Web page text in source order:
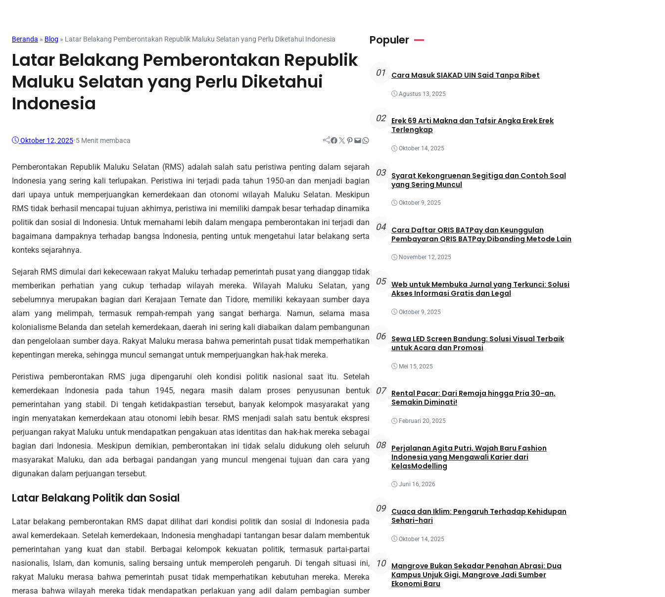
Beranda » Blog » Latar Belakang Pemberontakan Republik Maluku Selatan yang Perlu Diketahui Indonesia
Latar Belakang Pemberontakan Republik
Maluku Selatan yang Perlu Diketahui
Indonesia
Oktober 12, 2025•5 Menit membaca Facebook Twitter Pinterest Mail WhatsApp
Pemberontakan Republik Maluku Selatan (RMS) adalah salah satu peristiwa penting dalam sejarah
Indonesia yang sering kali terlupakan. Peristiwa ini terjadi pada tahun 1950-an dan menjadi bagian
dari upaya untuk memperjuangkan kemerdekaan dan otonomi wilayah Maluku Selatan. Meskipun
RMS tidak berhasil mencapai tujuan akhirnya, peristiwa ini memiliki dampak besar terhadap dinamika
politik dan sosial di Indonesia. Untuk memahami lebih dalam mengapa pemberontakan ini terjadi dan
bagaimana dampaknya terhadap bangsa Indonesia, penting untuk mengetahui latar belakang serta
konteks sejarahnya.
Sejarah RMS dimulai dari kekecewaan rakyat Maluku terhadap pemerintah pusat yang dianggap tidak
memberikan perhatian yang cukup terhadap wilayah mereka. Wilayah Maluku Selatan, yang
sebelumnya merupakan bagian dari Kerajaan Ternate dan Tidore, memiliki kekayaan sumber daya
alam yang melimpah, termasuk rempah-rempah yang sangat berharga. Namun, selama masa
kolonialisme Belanda dan setelah kemerdekaan, daerah ini sering kali diabaikan dalam pembangunan
dan pengelolaan sumber daya. Rakyat Maluku merasa bahwa pemerintah pusat tidak memperhatikan
kepentingan mereka, sehingga muncul semangat untuk memperjuangkan hak-hak mereka.
Peristiwa pemberontakan RMS juga dipengaruhi oleh kondisi politik nasional saat itu. Setelah
kemerdekaan Indonesia pada tahun 1945, negara masih dalam proses penyusunan bentuk
pemerintahan yang stabil. Di tengah ketidakpastian tersebut, banyak kelompok masyarakat yang
ingin menyatakan kemerdekaan atau otonomi lebih besar. RMS menjadi salah satu bentuk ekspresi
perjuangan rakyat Maluku untuk mendapatkan pengakuan atas identitas dan hak-hak mereka sebagai
bagian dari Indonesia. Meskipun demikian, pemberontakan ini tidak selalu didukung oleh seluruh
masyarakat Maluku, dan ada berbagai pandangan yang muncul mengenai tujuan dan cara yang
digunakan dalam perjuangan tersebut.
Latar Belakang Politik dan Sosial
Latar belakang pemberontakan RMS dapat dilihat dari kondisi politik dan sosial di Indonesia pada
awal kemerdekaan. Setelah kemerdekaan, Indonesia menghadapi tantangan besar dalam membentuk
pemerintahan yang kuat dan stabil. Berbagai kelompok kekuatan politik, termasuk partai-partai
nasionalis, Islam, dan komunis, saling bersaing untuk memperoleh pengaruh. Di tengah situasi ini,
rakyat Maluku merasa bahwa pemerintah pusat tidak memperhatikan kebutuhan mereka. Mereka
merasa bahwa wilayah mereka tidak mendapatkan perlakuan yang adil dalam pembagian sumber
Populer
01 Cara Masuk SIAKAD UIN Said Tanpa Ribet
Agustus 13, 2025
02
Erek 69 Arti Makna dan Tafsir Angka Erek Erek
Terlengkap
Oktober 14, 2025
03
Syarat Kekongruenan Segitiga dan Contoh Soal
yang Sering Muncul
Oktober 9, 2025
04
Cara Daftar QRIS BATPay dan Keunggulan
Pembayaran QRIS BATPay Dibanding Metode Lain
November 12, 2025
05
Web untuk Membuka Jurnal yang Terkunci: Solusi
Akses Informasi Gratis dan Legal
Oktober 9, 2025
06
Sewa LED Screen Bandung: Solusi Visual Terbaik
untuk Acara dan Promosi
Mei 15, 2025
07
Rental Pacar: Dari Remaja hingga Pria 30-an,
Semakin Diminati!
Februari 20, 2025
08
Perjalanan Agita Putri, Wajah Baru Fashion
Indonesia yang Mengawali Karier dari
KelasModelling
Juni 16, 2026
09
Cuaca dan Iklim: Pengaruh Terhadap Kehidupan
Sehari-hari
Oktober 14, 2025
10
Mangrove Bukan Sekadar Penahan Abrasi: Dua
Kampus Unjuk Gigi, Mangrove Jadi Sumber
Ekonomi Baru